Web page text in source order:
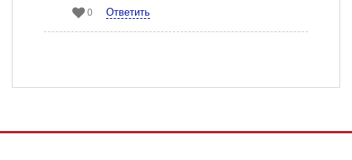
0 Ответить